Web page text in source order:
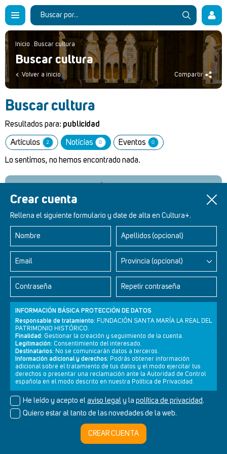
Crear cuenta
Rellena el siguiente formulario y date de alta en Cultura+.
Nombre Apellidos (opcional)
Email Provincia (opcional)
Contraseña Repetir contraseña
INFORMACIÓN BÁSICA PROTECCIÓN DE DATOS
Responsable de tratamiento: FUNDACIÓN SANTA MARÍA LA REAL DEL
PATRIMONIO HISTÓRICO.
Finalidad: Gestionar la creación y seguimiento de la cuenta.
Legitimación: Consentimiento del interesado.
Destinatarios: No se comunicarán datos a terceros.
Información adicional y derechos: Podrás obtener información
adicional sobre el tratamiento de tus datos y el modo ejercitar tus
derechos o presentar una reclamación ante la Autoridad de Control
española en el modo descrito en nuestra Política de Privacidad.
He leído y acepto el aviso legal y la política de privacidad.
Quiero estar al tanto de las novedades de la web.
CREAR CUENTA
Inicio . Buscar cultura
Buscar cultura
Volver a inicio Compartir
Buscar cultura
Resultados para: publicidad
Artículos 2 Noticias 0 Eventos 0
Lo sentimos, no hemos encontrado nada.
Retablos Renacentistas Este de León
Newsletter Aviso legal Política de privacidad Política de cookies
© Cultura+ 2026. Todos los derechos reservados
Diseño web SGM